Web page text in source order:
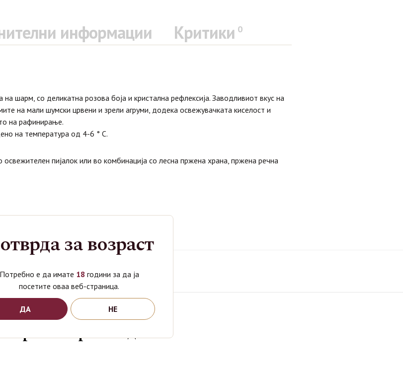
информации Критики 0
шарм, со деликатна розова боја и кристална рефлексија. Заводливиот вкус на
на мали шумски црвени и зрели агруми, додека освежувачката киселост и
на рафинирање.
на температура од 4-6 ° С.
пијалок или во комбинација со лесна пржена храна, пржена речна
Категории Лазар Винарија
производи
за возраст
Потребно е да имате 18 години за да ја
посетите оваа веб-страница.
ДА НЕ